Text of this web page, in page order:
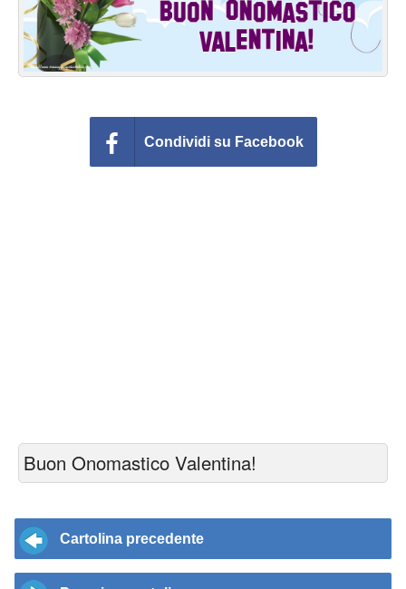
Cartoline animate
Condividi su Facebook
Buon Onomastico Valentina!
Cartolina precedente